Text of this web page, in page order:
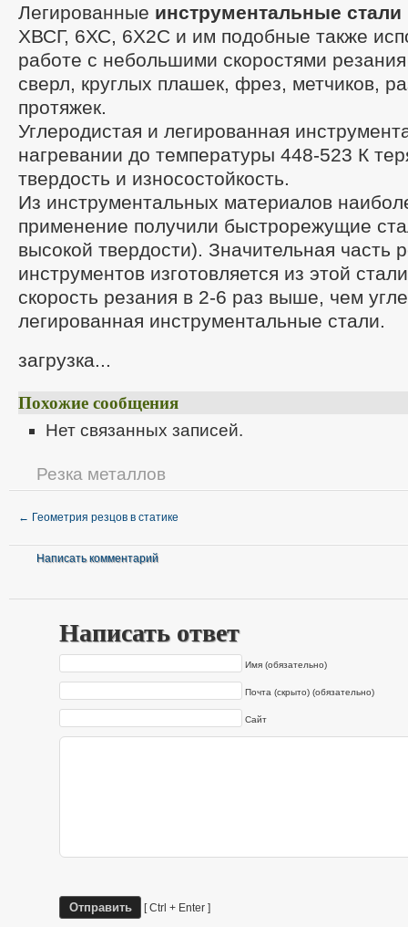
Легированные инструментальные стали
ХВСГ, 6ХС, 6Х2С и им подобные также
работе с небольшими скоростями
сверл, круглых плашек, фрез, метчиков,
протяжек.
Углеродистая и легированная
нагревании до температуры 448-523 К
твердость и износостойкость.
Из инструментальных материалов
применение получили быстрорежущие
высокой твердости). Значительная часть
инструментов изготовляется из этой
скорость резания в 2-6 раз выше, чем
легированная инструментальные стали.
загрузка...
Похожие сообщения
Нет связанных записей.
Резка металлов
← Геометрия резцов в статике
Написать комментарий
Написать ответ
Имя (обязательно)
Почта (скрыто) (обязательно)
Сайт
[ Ctrl + Enter ]